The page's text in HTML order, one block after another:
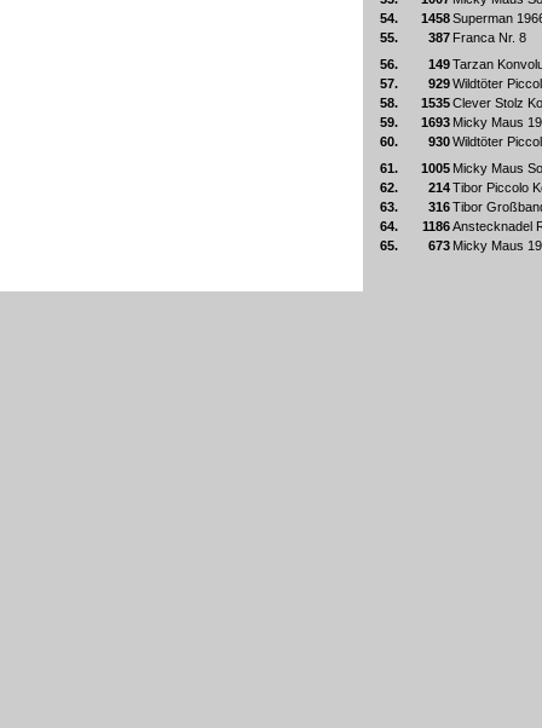
54.
1458Superman
55.
387 Franca Nr. 8
56.
149Tarzan
57.
929Wildtöter
58.
1535Clever Stolz
59.
1693 Micky Maus
60.
930Wildtöter
61.
1005 Micky Maus
62.
214Tibor Piccolo
63.
316Tibor
64.
1186Anstecknadel
65.
673 Micky Maus